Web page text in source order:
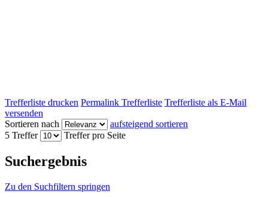
Trefferliste drucken Permalink Trefferliste Trefferliste als E-Mail
versenden
Sortieren nach
aufsteigend sortieren
5 Treffer
Treffer pro Seite
Suchergebnis
Zu den Suchfiltern springen